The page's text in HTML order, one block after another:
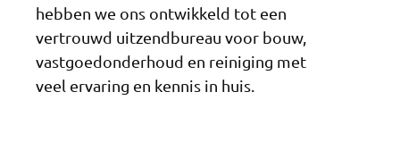
hebben we ons ontwikkeld tot een
vertrouwd uitzendbureau voor bouw,
vastgoedonderhoud en reiniging met
veel ervaring en kennis in huis.